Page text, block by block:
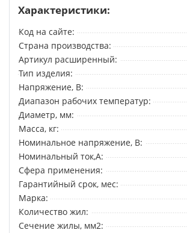
Характеристики:
Код на сайте:
Страна производства:
Артикул расширенный:
Тип изделия:
Напряжение, В:
Диапазон рабочих температур:
Диаметр, мм:
Масса, кг:
Номинальное напряжение, В:
Номинальный ток,А:
Сфера применения:
Гарантийный срок, мес:
Марка:
Количество жил:
Сечение жилы, мм2: